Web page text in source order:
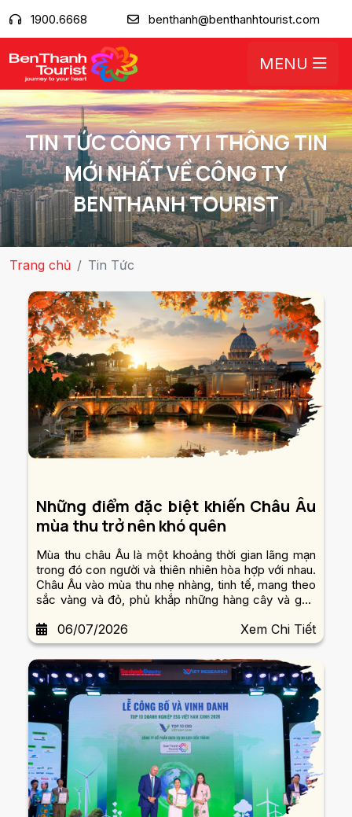
1900.6668 benthanh@benthanhtourist.com
MENU
TIN TỨC CÔNG TY | THÔNG TIN
MỚI NHẤT VỀ CÔNG TY
BENTHANH TOURIST
Trang chủ Tin Tức
Những điểm đặc biệt khiến Châu Âu
mùa thu trở nên khó quên
Mùa thu châu Âu là một khoảng thời gian lãng mạn
trong đó con người và thiên nhiên hòa hợp với nhau.
Châu Âu vào mùa thu nhẹ nhàng, tinh tế, mang theo
sắc vàng và đỏ, phủ khắp những hàng cây và góc
mùa đông.
06/07/2026 Xem Chi Tiết